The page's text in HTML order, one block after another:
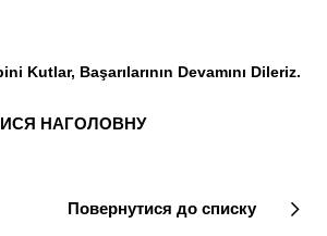
Kutlar, Başarılarının Devamını Dileriz.
НАГОЛОВНУ
Повернутися до списку